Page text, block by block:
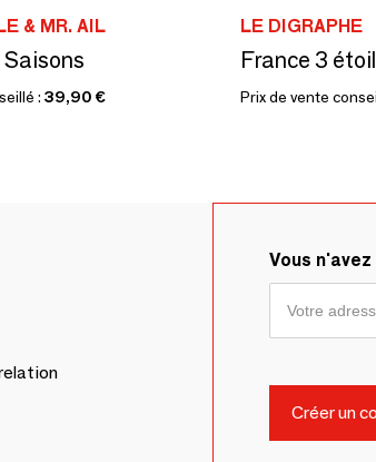
& MR. AIL
Saisons
: 39,90 €
LE DIGRAPHE
France 3
Prix de vente
Vous